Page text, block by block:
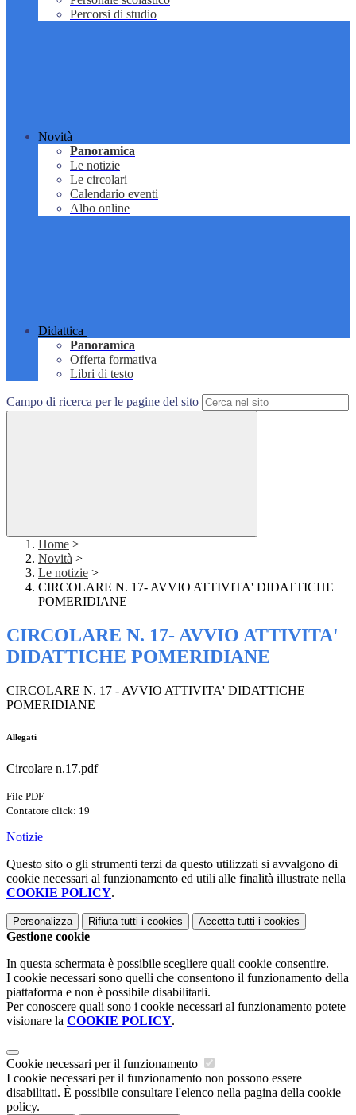
Percorsi di studio
Novità
Panoramica
Le notizie
Le circolari
Calendario eventi
Albo online
Didattica
Panoramica
Offerta formativa
Libri di testo
Campo di ricerca per le pagine del sito
Home >
Novità >
Le notizie >
CIRCOLARE N. 17- AVVIO ATTIVITA' DIDATTICHE
POMERIDIANE
CIRCOLARE N. 17- AVVIO ATTIVITA'
DIDATTICHE POMERIDIANE
CIRCOLARE N. 17 - AVVIO ATTIVITA' DIDATTICHE
POMERIDIANE
Allegati
Circolare n.17.pdf
File PDF
Contatore click: 19
Notizie
Questo sito o gli strumenti terzi da questo utilizzati si avvalgono di
cookie necessari al funzionamento ed utili alle finalità illustrate nella
COOKIE POLICY.
Personalizza Rifiuta tutti i cookies Accetta tutti i cookies
Gestione cookie
In questa schermata è possibile scegliere quali cookie consentire.
I cookie necessari sono quelli che consentono il funzionamento della
piattaforma e non è possibile disabilitarli.
Per conoscere quali sono i cookie necessari al funzionamento potete
visionare la COOKIE POLICY.
Cookie necessari per il funzionamento
I cookie necessari per il funzionamento non possono essere
disabilitati. È possibile consultare l'elenco nella pagina della cookie
policy.